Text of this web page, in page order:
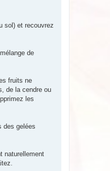
sol) et recouvrez
de
fruits ne
de la cendre ou
les
des gelées
naturellement